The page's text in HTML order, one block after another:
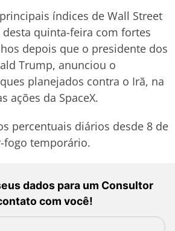
índices de Wall Street
desta quinta-feira com fortes
depois que o presidente dos
Trump, anunciou o
planejados contra o Irã, na
ações da SpaceX.
percentuais diários desde 8 de
fogo temporário.